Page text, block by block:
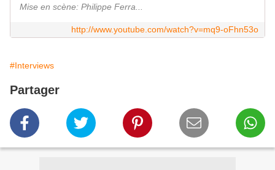
Mise en scène: Philippe Ferra...
http://www.youtube.com/watch?v=mq9-oFhn53o
#Interviews
Partager